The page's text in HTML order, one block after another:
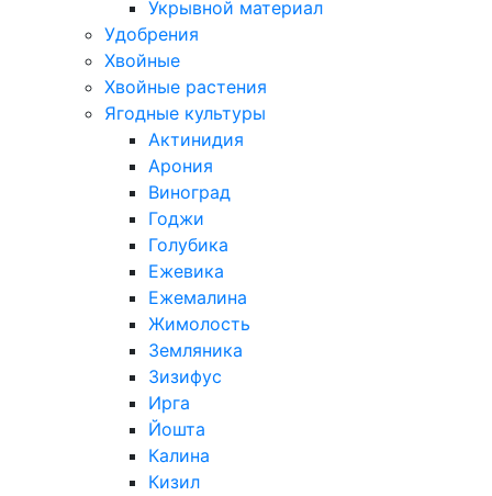
Укрывной материал
Удобрения
Хвойные
Хвойные растения
Ягодные культуры
Актинидия
Арония
Виноград
Годжи
Голубика
Ежевика
Ежемалина
Жимолость
Земляника
Зизифус
Ирга
Йошта
Калина
Кизил